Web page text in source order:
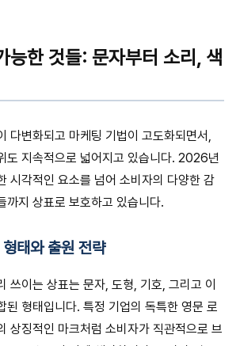
능한 것들: 문자부터 소리, 색
다변화되고 마케팅 기법이 고도화되면서,
도 지속적으로 넓어지고 있습니다. 2026년
시각적인 요소를 넘어 소비자의 다양한 감
까지 상표로 보호하고 있습니다.
태와 출원 전략
쓰이는 상표는 문자, 도형, 기호, 그리고 이
된 형태입니다. 특정 기업의 독특한 영문 로
상징적인 마크처럼 소비자가 직관적으로 브